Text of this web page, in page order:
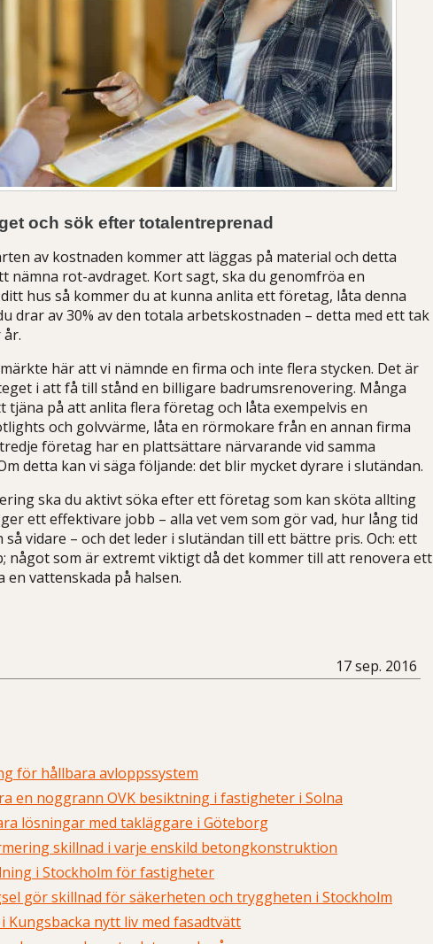
och sök efter totalentreprenad
av kostnaden kommer att läggas på material och detta
nämna rot-avdraget. Kort sagt, ska du genomfröa en
hus så kommer du at kunna anlita ett företag, låta denna
drar av 30% av den totala arbetskostnaden – detta med ett tak
här att vi nämnde en firma och inte flera stycken. Det är
i att få till stånd en billigare badrumsrenovering. Många
på att anlita flera företag och låta exempelvis en
och golvvärme, låta en rörmokare från en annan firma
företag har en plattsättare närvarande vid samma
detta kan vi säga följande: det blir mycket dyrare i slutändan.
ska du aktivt söka efter ett företag som kan sköta allting
ett effektivare jobb – alla vet vem som gör vad, hur lång tid
vidare – och det leder i slutändan till ett bättre pris. Och: ett
något som är extremt viktigt då det kommer till att renovera ett
en vattenskada på halsen.
17 sep. 2016
för hållbara avloppssystem
en noggrann OVK besiktning i fastigheter i Solna
lösningar med takläggare i Göteborg
skillnad i varje enskild betongkonstruktion
i Stockholm för fastigheter
gör skillnad för säkerheten och tryggheten i Stockholm
Kungsbacka nytt liv med fasadtvätt